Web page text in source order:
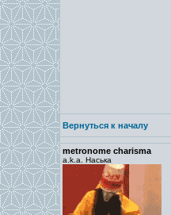
Вернуться к началу
metronome charisma
a.k.a. Наська